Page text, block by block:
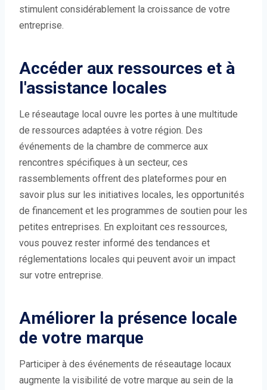
stimulent considérablement la croissance de votre
entreprise.
Accéder aux ressources et à
l'assistance locales
Le réseautage local ouvre les portes à une multitude
de ressources adaptées à votre région. Des
événements de la chambre de commerce aux
rencontres spécifiques à un secteur, ces
rassemblements offrent des plateformes pour en
savoir plus sur les initiatives locales, les opportunités
de financement et les programmes de soutien pour les
petites entreprises. En exploitant ces ressources,
vous pouvez rester informé des tendances et
réglementations locales qui peuvent avoir un impact
sur votre entreprise.
Améliorer la présence locale
de votre marque
Participer à des événements de réseautage locaux
augmente la visibilité de votre marque au sein de la